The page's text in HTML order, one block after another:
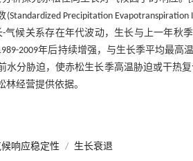
Precipitation
气候关系存在年代波动，生长与上一年秋
2009年后持续增强，与生长季平均最
水分胁迫，使赤松生长季高温胁迫或干热
经营提供依据。
响应稳定性 / 生长衰退